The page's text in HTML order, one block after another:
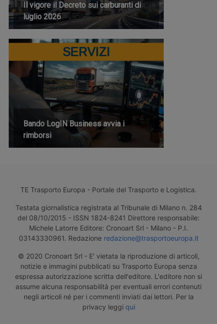
Il vigore il Decreto sui carburanti di
luglio 2026
SERVIZI
Bando LogIN Business avvia i
rimborsi
TE Trasporto Europa - Portale del Trasporto e Logistica.
Testata giornalistica registrata al Tribunale di Milano n. 284
del 08/10/2015 - ISSN 1824-8241 Direttore responsabile:
Michele Latorre Editore: Cronoart Srl - Milano - P.I.
03143330961. Redazione redazione@trasportoeuropa.it
© 2020 Cronoart Srl - E' vietata la riproduzione di articoli,
notizie e immagini pubblicati su Trasporto Europa senza
espressa autorizzazione scritta dell'editore. L'editore non si
assume alcuna responsabilità per eventuali errori contenuti
negli articoli né per i commenti inviati dai lettori. Per la
privacy leggi qui